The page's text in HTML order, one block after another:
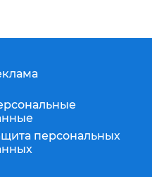
персональных